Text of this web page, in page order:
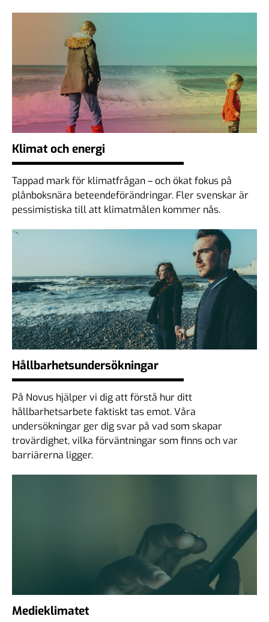
Klimat och energi
Tappad mark för klimatfrågan – och ökat fokus på
plånboksnära beteendeförändringar. Fler svenskar är
pessimistiska till att klimatmålen kommer nås.
Hållbarhets­undersökningar
På Novus hjälper vi dig att förstå hur ditt
hållbarhetsarbete faktiskt tas emot. Våra
undersökningar ger dig svar på vad som skapar
trovärdighet, vilka förväntningar som finns och var
barriärerna ligger.
Medieklimatet